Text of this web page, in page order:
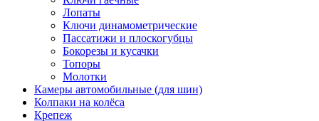
Лопаты
Ключи динамометрические
Пассатижи и плоскогубцы
Бокорезы и кусачки
Топоры
Молотки
Камеры автомобильные (для шин)
Колпаки на колёса
Крепеж